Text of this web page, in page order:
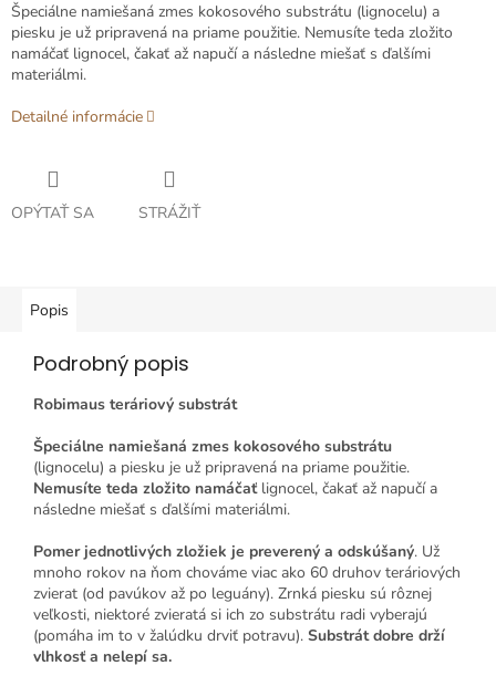
Špeciálne namiešaná zmes kokosového substrátu (lignocelu) a
piesku je už pripravená na priame použitie. Nemusíte teda zložito
namáčať lignocel, čakať až napučí a následne miešať s ďalšími
materiálmi.
Detailné informácie
OPÝTAŤ SA STRÁŽIŤ
Popis
Podrobný popis
Robimaus teráriový substrát
Špeciálne namiešaná zmes kokosového substrátu
(lignocelu) a piesku je už pripravená na priame použitie.
Nemusíte teda zložito namáčaťlignocel, čakať až napučí a
následne miešať s ďalšími materiálmi.
Pomer jednotlivých zložiek je preverený a odskúšaný. Už
mnoho rokov na ňom chováme viac ako 60 druhov teráriových
zvierat (od pavúkov až po leguány). Zrnká piesku sú rôznej
veľkosti, niektoré zvieratá si ich zo substrátu radi vyberajú
(pomáha im to v žalúdku drviť potravu). Substrát dobre drží
vlhkosť a nelepí sa.